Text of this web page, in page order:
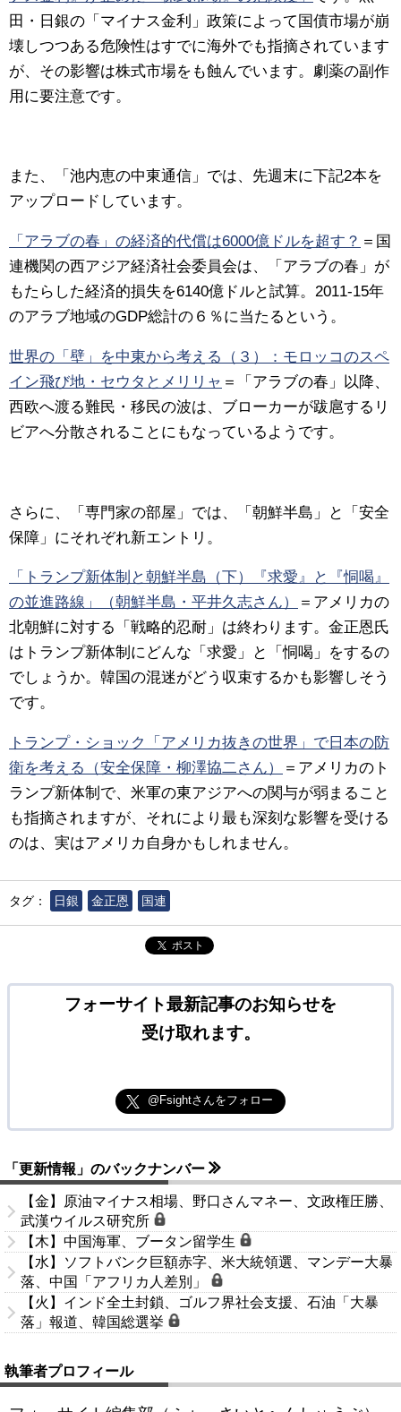
田・日銀の「マイナス金利」政策によって国債市場が崩
壊しつつある危険性はすでに海外でも指摘されています
が、その影響は株式市場をも蝕んでいます。劇薬の副作
用に要注意です。
また、「池内恵の中東通信」では、先週末に下記2本を
アップロードしています。
「アラブの春」の経済的代償は6000億ドルを超す？ ＝ 国
連機関の西アジア経済社会委員会は、「アラブの春」が
もたらした経済的損失を6140億ドルと試算。2011-15年
のアラブ地域のGDP総計の６％に当たるという。
世界の「壁」を中東から考える（３）：モロッコのスペ
イン飛び地・セウタとメリリャ ＝
「アラブの春」以降、
西欧へ渡る難民・移民の波は、ブローカーが跋扈するリ
ビアへ分散されることにもなっているようです。
さらに、「専門家の部屋」では、「朝鮮半島」と「安全
保障」にそれぞれ新エントリ。
「トランプ新体制と朝鮮半島（下）『求愛』と『恫喝』
の並進路線」（朝鮮半島・平井久志さん）
＝ アメリカの
北朝鮮に対する「戦略的忍耐」は終わります。金正恩氏
はトランプ新体制にどんな「求愛」と「恫喝」をするの
でしょうか。韓国の混迷がどう収束するかも影響しそう
です。
トランプ・ショック「アメリカ抜きの世界」で日本の防
衛を考える（安全保障・柳澤協二さん）
＝アメリカのト
ランプ新体制で、米軍の東アジアへの関与が弱まること
も指摘されますが、それにより最も深刻な影響を受ける
のは、実はアメリカ自身かもしれません。
タグ： 日銀 金正恩 国連
ポスト
フォーサイト最新記事のお知らせを
受け取れます。
@Fsightさんをフォロー
「更新情報」のバックナンバー
【金】原油マイナス相場、野口さんマネー、文政権圧勝、
武漢ウイルス研究所
【木】中国海軍、ブータン留学生
【水】ソフトバンク巨額赤字、米大統領選、マンデー大暴
落、中国「アフリカ人差別」
【火】インド全土封鎖、ゴルフ界社会支援、石油「大暴
落」報道、韓国総選挙
執筆者プロフィール